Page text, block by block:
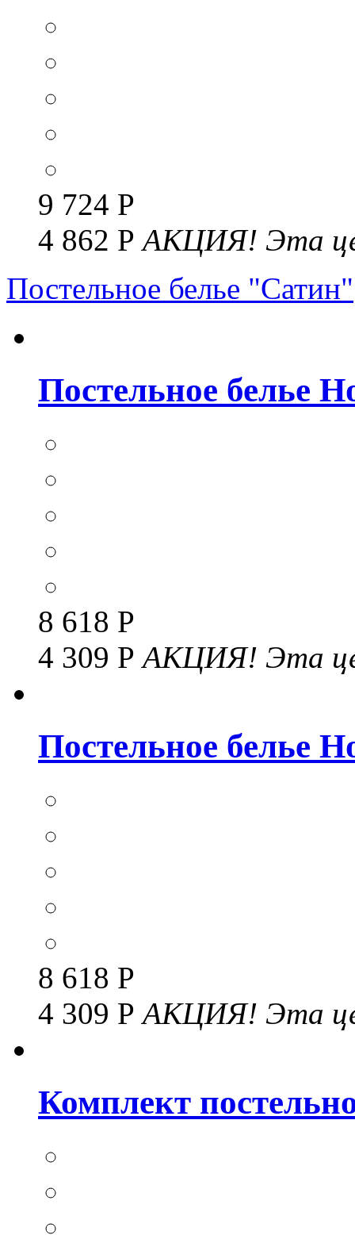
9 724 Р
4 862 РАКЦИЯ! Эта
Постельное белье "Сатин"
Постельное белье
8 618 Р
4 309 РАКЦИЯ! Эта
Постельное белье
8 618 Р
4 309 РАКЦИЯ! Эта
Комплект